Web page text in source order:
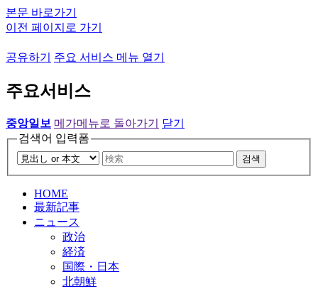
본문 바로가기
이전 페이지로 가기
공유하기 주요 서비스 메뉴 열기
주요서비스
중앙일보 메가메뉴로 돌아가기
닫기
검색어 입력폼
검색
HOME
最新記事
ニュース
政治
経済
国際・日本
北朝鮮